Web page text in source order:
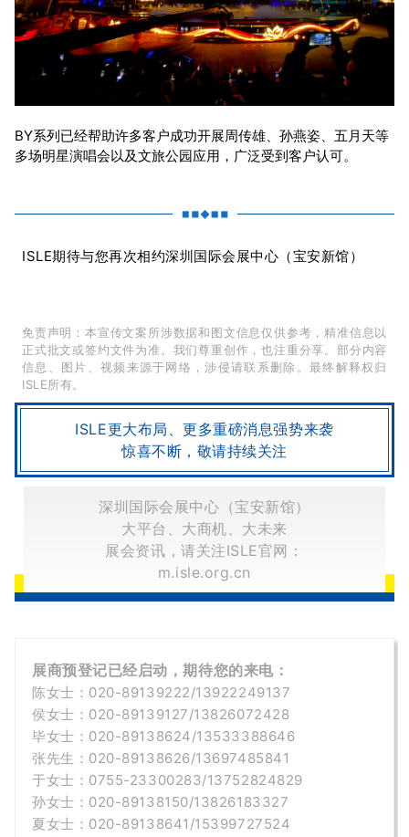
BY系列已经帮助许多客户成功开展周传雄、孙燕姿、五月天等
多场明星演唱会以及文旅公园应用，广泛受到客户认可。
ISLE期待与您再次相约深圳国际会展中心（宝安新馆）
免责声明：本宣传文案所涉数据和图文信息仅供参考，精准信息以
正式批文或签约文件为准。我们尊重创作，也注重分享。部分内容
信息、图片、视频来源于网络，涉侵请联系删除。最终解释权归
ISLE所有。
ISLE更大布局、更多重磅消息强势来袭
惊喜不断，敬请持续关注
深圳国际会展中心（宝安新馆）
大平台、大商机、大未来
展会资讯，请关注ISLE官网：
m.isle.org.cn
展商预登记已经启动，期待您的来电：
陈女士：020-89139222/13922249137
侯女士 ：020-89139127/13826072428
毕女士 ：020-89138624/13533388646
张先生：020-89138626/13697485841
于女士： 0755-23300283/13752824829
孙女士：020-89138150/13826183327
夏女士：020-89138641/15399727524